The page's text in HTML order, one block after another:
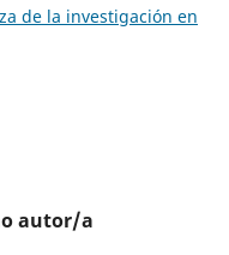
de la investigación en
autor/a